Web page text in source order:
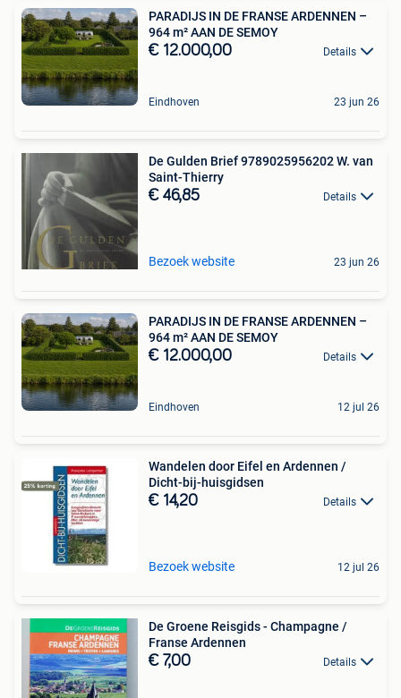
PARADIJS IN DE FRANSE ARDENNEN –
964 m² AAN DE SEMOY
€ 12.000,00 Details
Eindhoven 23 jun 26
De Gulden Brief 9789025956202 W. van
Saint-Thierry
€ 46,85 Details
Bezoek website 23 jun 26
PARADIJS IN DE FRANSE ARDENNEN –
964 m² AAN DE SEMOY
€ 12.000,00 Details
Eindhoven 12 jul 26
Wandelen door Eifel en Ardennen /
Dicht-bij-huisgidsen
€ 14,20 Details
Bezoek website 12 jul 26
De Groene Reisgids - Champagne /
Franse Ardennen
€ 7,00 Details